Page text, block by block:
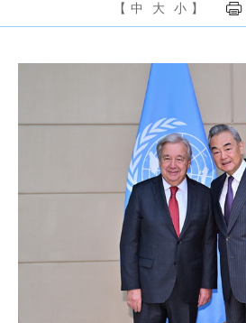
【 中 大 小 】